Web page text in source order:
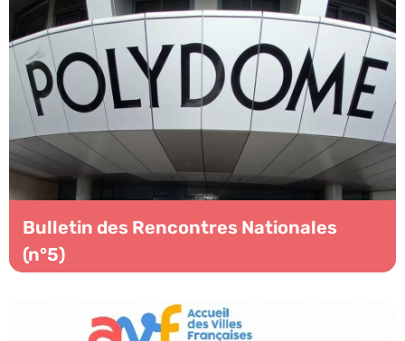
Bulletin des Rencontres Nationales
(n°5)